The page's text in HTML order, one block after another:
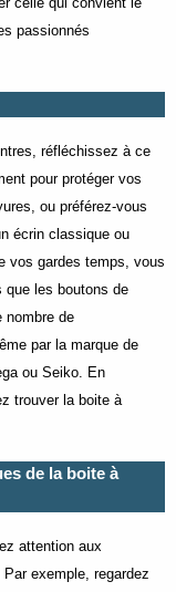
passionnés
réfléchissez à ce
pour protéger vos
ou préférez-vous
écrin classique ou
vos gardes temps, vous
que les boutons de
nombre de
par la marque de
ou Seiko. En
trouver la boite à
de la boite à
attention aux
exemple, regardez